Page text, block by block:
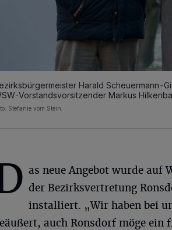
Harald Scheuermann-
Vorstandsvorsitzender Markus
Stefanie vom Stein
as neue Angebot wurde auf
der Bezirksvertretung
installiert. „Wir haben bei
auch Ronsdorf möge ein